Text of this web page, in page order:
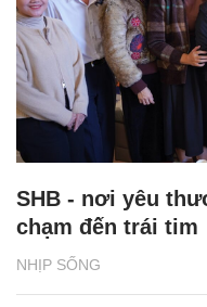
NHỊP SỐNG
SHB - nơi yêu
chạm đến trái tim